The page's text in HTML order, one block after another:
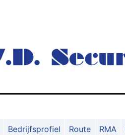
Bedrijfsprofiel Route RMA